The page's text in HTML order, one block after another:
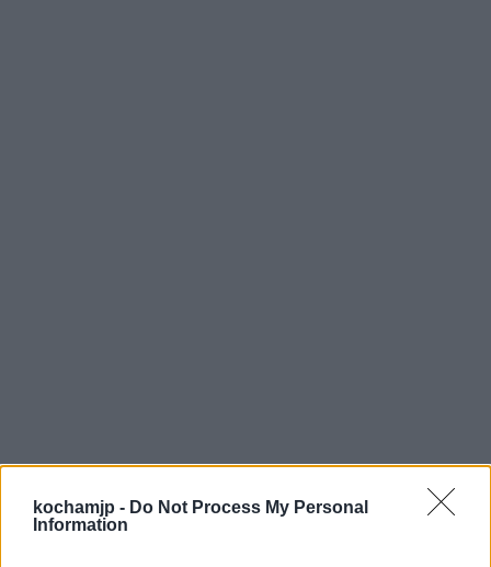
kochamjp - Do Not Process My Personal
Information